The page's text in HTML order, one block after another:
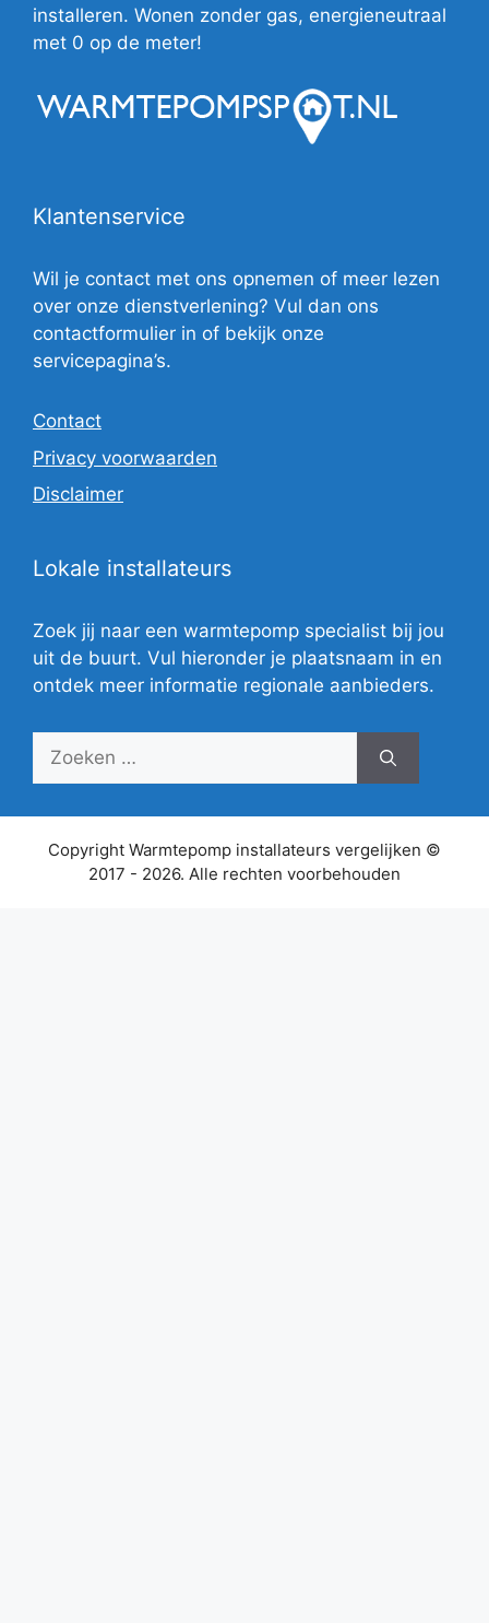
installeren. Wonen zonder gas, energieneutraal
met 0 op de meter!
Klantenservice
Wil je contact met ons opnemen of meer lezen
over onze dienstverlening? Vul dan ons
contactformulier in of bekijk onze
servicepagina’s.
Contact
Privacy voorwaarden
Disclaimer
Lokale installateurs
Zoek jij naar een warmtepomp specialist bij jou
uit de buurt. Vul hieronder je plaatsnaam in en
ontdek meer informatie regionale aanbieders.
Zoek
Copyright Warmtepomp installateurs vergelijken ©
2017 - 2026. Alle rechten voorbehouden